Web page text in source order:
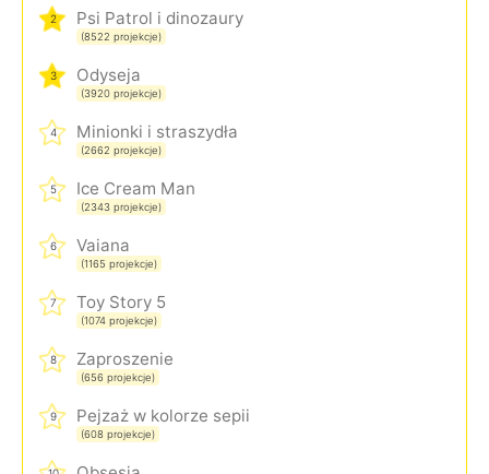
2 Psi Patrol i dinozaury
(8522 projekcje)
3 Odyseja
(3920 projekcje)
4 Minionki i straszydła
(2662 projekcje)
5 Ice Cream Man
(2343 projekcje)
6 Vaiana
(1165 projekcje)
7 Toy Story 5
(1074 projekcje)
8 Zaproszenie
(656 projekcje)
9 Pejzaż w kolorze sepii
(608 projekcje)